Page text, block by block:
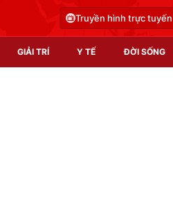
Truyền hình trực tuyến
GIẢI TRÍ Y TẾ ĐỜI SỐNG